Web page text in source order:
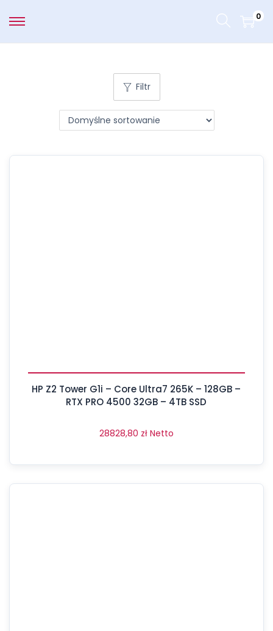
0
Filtr
HP Z2 Tower G1i – Core Ultra7 265K – 128GB –
RTX PRO 4500 32GB – 4TB SSD
28828,80 zł Netto